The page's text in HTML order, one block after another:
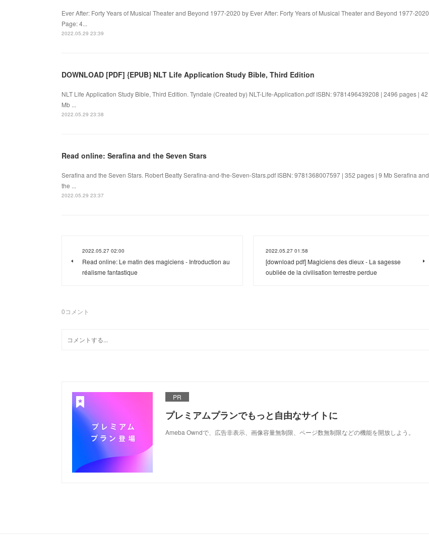
Ever After: Forty Years of Musical Theater and Beyond 1977-2020 by Ever After: Forty Years of Musical Theater and Beyond 1977-2020
Page: 4...
2022.05.29 23:39
DOWNLOAD [PDF] {EPUB} NLT Life Application Study Bible, Third Edition
NLT Life Application Study Bible, Third Edition. Tyndale (Created by) NLT-Life-Application.pdf ISBN: 9781496439208 | 2496 pages | 42
Mb ...
2022.05.29 23:38
Read online: Serafina and the Seven Stars
Serafina and the Seven Stars. Robert Beatty Serafina-and-the-Seven-Stars.pdf ISBN: 9781368007597 | 352 pages | 9 Mb Serafina and
the ...
2022.05.29 23:37
2022.05.27 02:00
Read online: Le matin des magiciens - Introduction au
réalisme fantastique
2022.05.27 01:58
[download pdf] Magiciens des dieux - La sagesse
oubliée de la civilisation terrestre perdue
0コメント
PR
プレミアムプランでもっと自由なサイトに
Ameba Owndで、広告非表示、画像容量無制限、ページ数無制限などの機能を開放しよう。